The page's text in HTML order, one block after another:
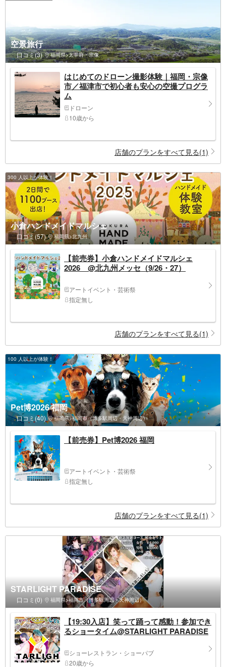
空景旅行
口コミ(3) 福岡県>太宰府・宗像
はじめてのドローン撮影体験｜福岡・宗像
市／福津市で初心者も安心の空撮プログラ
ム
ドローン
10歳から
店舗のプランをすべて見る(1)
300 人以上が体験！
小倉ハンドメイドマルシェ
口コミ(57) 福岡県>北九州
【前売券】小倉ハンドメイドマルシェ
2026 @北九州メッセ（9/26・27）
アートイベント・芸術祭
指定無し
店舗のプランをすべて見る(1)
100 人以上が体験！
Pet博2026 福岡
口コミ(40) 福岡県>福岡市（博多駅周辺・天神周辺）
【前売券】Pet博2026 福岡
アートイベント・芸術祭
指定無し
店舗のプランをすべて見る(1)
STARLIGHT PARADISE
口コミ(0) 福岡県>福岡市（博多駅周辺・天神周辺）
【19:30入店】笑って踊って感動！参加でき
るショータイム@STARLIGHT PARADISE
ショーレストラン・ショーパブ
20歳から